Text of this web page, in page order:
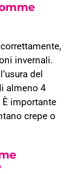
invernali.
del
almeno 4
importante
crepe o